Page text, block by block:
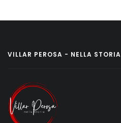
VILLAR PEROSA - NELLA STORIA